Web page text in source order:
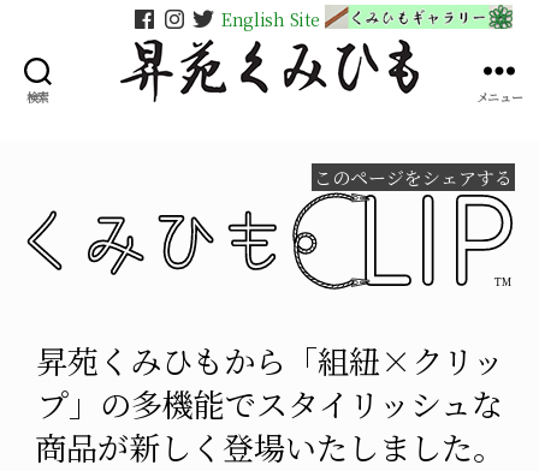
検索
ひ
も
メニュー
English Site
このページをシェアする
昇苑くみひもから「組紐×クリッ
プ」の多機能でスタイリッシュな
商品が新しく登場いたしました。